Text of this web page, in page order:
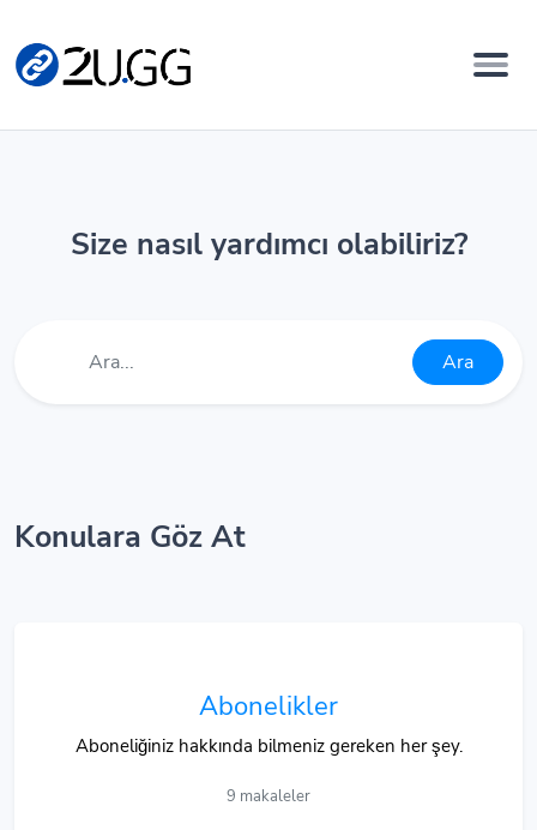
Size nasıl yardımcı olabiliriz?
Ara
Konulara Göz At
Abonelikler
Aboneliğiniz hakkında bilmeniz gereken her şey.
9 makaleler